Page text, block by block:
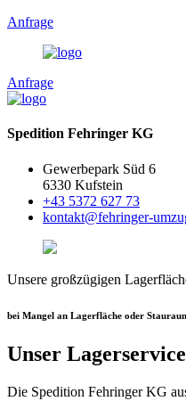
Anfrage
Anfrage
Spedition Fehringer KG
Gewerbepark Süd 6
6330 Kufstein
+43 5372 627 73
kontakt@fehringer-
Unsere großzügigen
bei Mangel an Lagerfläche oder
Unser Lagerservice
Die Spedition Fehringer KG